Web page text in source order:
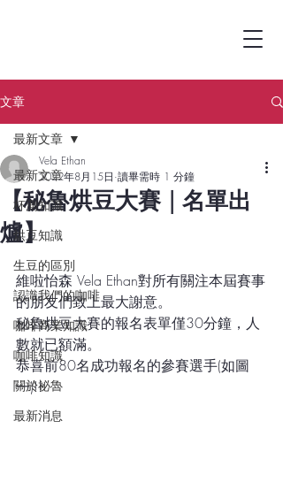
文章
最新文章
杯測知識
烘豆知識
生豆的區別
認識我們的咖啡
咖啡商業知識
咖啡知識
關於祕魯
最新消息
最新文章
【秘魯烘豆大賽 | 名單出
爐】
Vela Ethan
2022年8月15日 讀畢需時 1 分鐘
維啦怡森 Vela Ethan對所有關注本屆賽事
的朋友們致上最大謝意。
秘魯烘豆大賽的報名表單僅30分鐘，人
數就已額滿。
恭喜前80名成功報名的參賽選手(如圖
一)!!